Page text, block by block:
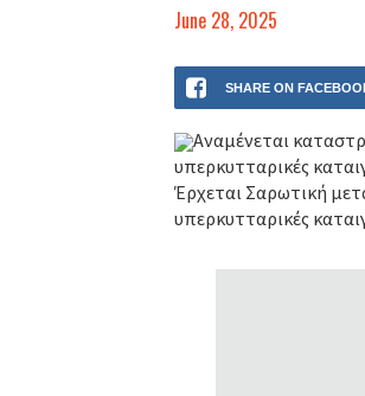
June 28, 2025
SHARE ON
Αναμένεται
υπερκυτταρικές
Έρχεται Σαρωτική
υπερκυτταρικές